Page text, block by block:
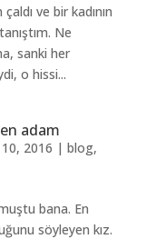
ve bir kadının
Ne
sanki her
o hissi...
adam
2016 | blog,
bana. En
söyleyen kız.